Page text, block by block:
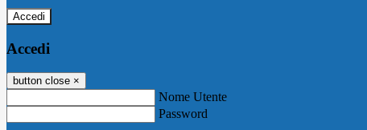
Accedi
Accedi
button close ×
Nome Utente
Password